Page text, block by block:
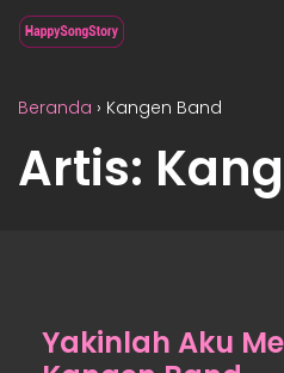
Beranda › Kangen Band
Artis:
Yakinlah Aku